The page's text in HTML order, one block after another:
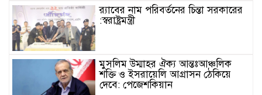
র‌্যাবের নাম পরিবর্তনের চিন্তা সরকারের
:স্বরাষ্ট্রমন্ত্রী
মুসলিম উম্মাহর ঐক্য আন্তঃআঞ্চলিক
শক্তি ও ইসরায়েলি আগ্রাসন ঠেকিয়ে
দেবে: পেজেশকিয়ান